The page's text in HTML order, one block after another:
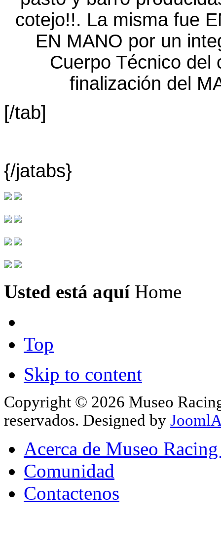
[/tab]
{/jatabs}
Usted está aquí Home
Top
Skip to content
Copyright © 2026 Museo
reservados. Designed by
Acerca de Museo
Comunidad
Contactenos